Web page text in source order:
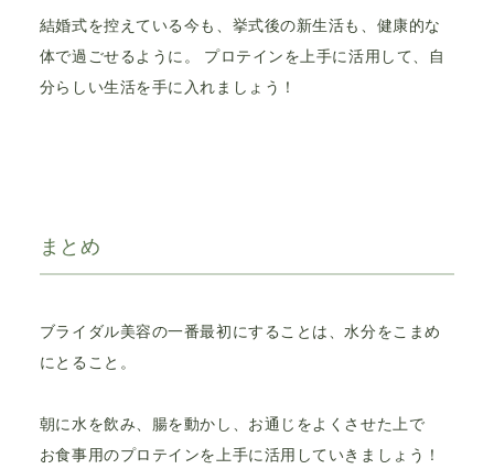
結婚式を控えている今も、挙式後の新生活も、健康的な
体で過ごせるように。 プロテインを上手に活用して、自
分らしい生活を手に入れましょう！
まとめ
ブライダル美容の一番最初にすることは、水分をこまめ
にとること。
朝に水を飲み、腸を動かし、お通じをよくさせた上で
お食事用のプロテインを上手に活用していきましょう！